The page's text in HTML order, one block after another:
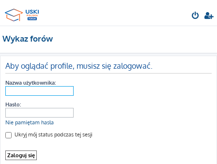
Wykaz forów
Aby oglądać profile, musisz się zalogować.
Nazwa użytkownika:
Hasło:
Nie pamiętam hasła
Ukryj mój status podczas tej sesji